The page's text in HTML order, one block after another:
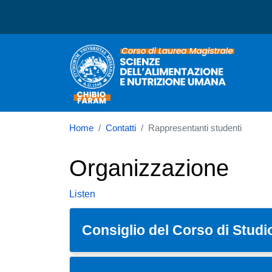
Corso di laurea in
Home Contatti Rappresentanti studenti
Organizzazione
Listen
Consiglio del Corso di